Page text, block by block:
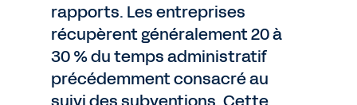
rapports. Les entreprises
récupèrent généralement 20 à
30 % du temps administratif
précédemment consacré au